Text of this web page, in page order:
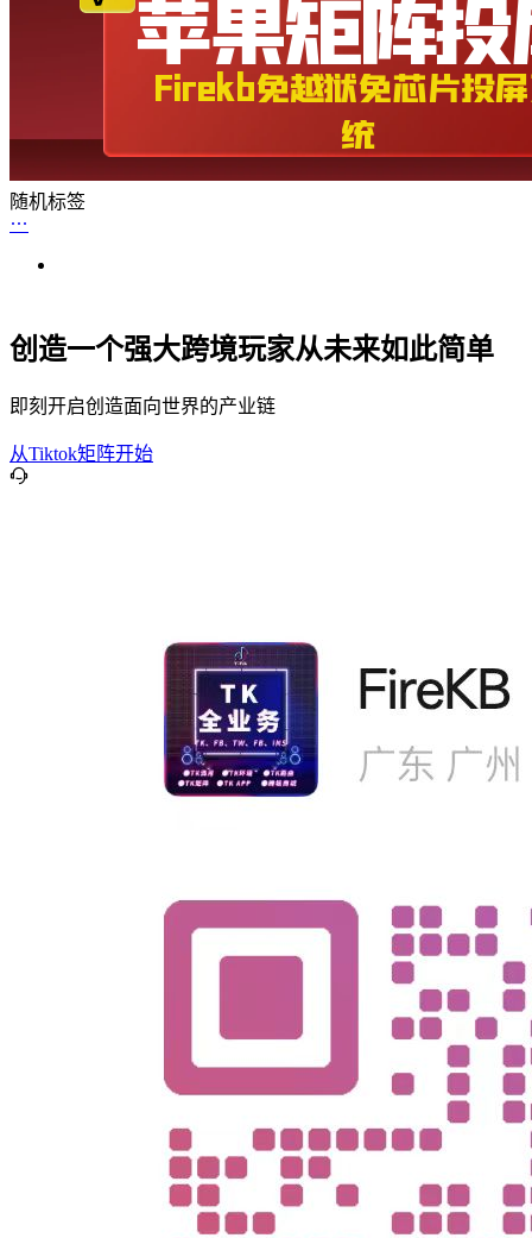
随机标签
创造一个强大跨境玩家从未来如此简单
即刻开启创造面向世界的产业链
从Tiktok矩阵开始